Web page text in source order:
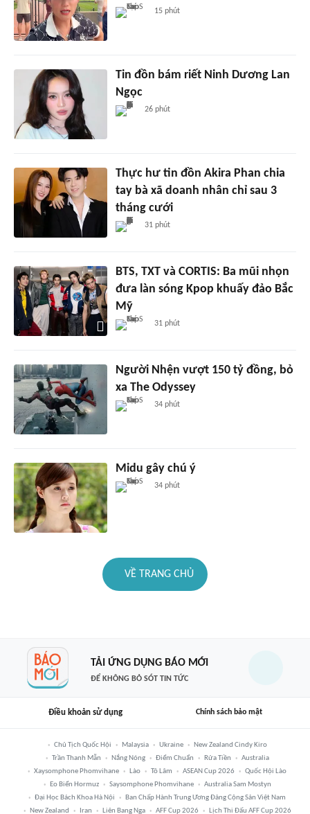
15 phút
Tin đồn bám riết Ninh Dương Lan
Ngọc
26 phút
Thực hư tin đồn Akira Phan chia
tay bà xã doanh nhân chỉ sau 3
tháng cưới
31 phút
BTS, TXT và CORTIS: Ba mũi nhọn
đưa làn sóng Kpop khuấy đảo Bắc
Mỹ
31 phút
Người Nhện vượt 150 tỷ đồng, bỏ
xa The Odyssey
34 phút
Midu gây chú ý
34 phút
VỀ TRANG CHỦ
TẢI ỨNG DỤNG BÁO MỚI
ĐỂ KHÔNG BỎ SÓT TIN TỨC
Điều khoản sử dụng Chính sách bảo mật
Chủ Tịch Quốc Hội Malaysia Ukraine
New Zealand Cindy Kiro
Trần Thanh Mẫn
Nắng Nóng Điểm Chuẩn Rửa Tiền
Australia
Xaysomphone Phomvihane
Lào Tô Lâm ASEAN Cup 2026
Quốc Hội Lào
Eo Biển Hormuz
Saysomphone Phomvihane
Australia Sam Mostyn
Đại Học Bách Khoa Hà Nội
Ban Chấp Hành Trung Ương Đảng Cộng Sản Việt Nam
New Zealand
Iran Liên Bang Nga AFF Cup 2026 Lịch Thi Đấu AFF Cup 2026